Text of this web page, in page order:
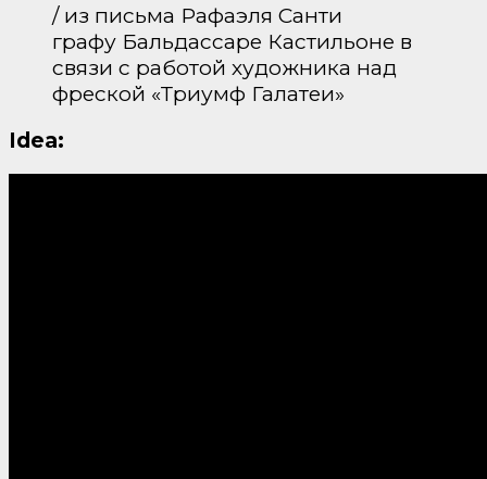
/ из письма Рафаэля Санти
графу Бальдассаре Кастильоне в
связи с работой художника над
фреской «Триумф Галатеи»
Idea: